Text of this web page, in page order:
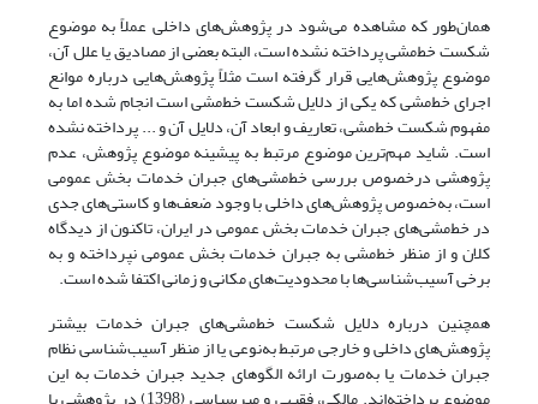
همان‌طور که مشاهده می‌شود در پژوهش‌‌‌‌های داخلی عملاً به موضوع
شکست خط‌‌‌‌مشی پرداخته نشده است، البته بعضی از مصادیق یا علل آن،
موضوع پژوهش‌‌‌‌هایی قرار گرفته است مثلاً پژوهش‌‌‌‌هایی درباره موانع
اجرای خط‌‌‌‌مشی که یکی از دلایل شکست خط‌‌‌‌مشی است انجام شده اما به
مفهوم شکست خط‌‌‌‌مشی، تعاریف و ابعاد آن، دلایل آن و ... پرداخته نشده
است. شاید مهم‌ترین موضوع مرتبط به پیشینه موضوع پژوهش، عدم
پژوهشی درخصوص بررسی خط‌‌‌‌مشی‌‌‌‌های جبران خدمات بخش عمومی
است، به‌خصوص پژوهش‌‌‌‌های داخلی با وجود ضعف‌‌‌‌ها و کاستی‌‌‌‌های جدی
در خط‌‌‌‌مشی‌‌‌‌های جبران خدمات بخش عمومی در ایران، تاکنون از دیدگاه
کلان و از منظر خط‌‌‌‌مشی به جبران خدمات بخش عمومی نپرداخته و به
برخی آسیب‌‌‌‌شناسی‌‌‌‌ها با محدودیت‌های مکانی و زمانی اکتفا شده است.
همچنین درباره دلایل شکست خط‌مشی‌های جبران خدمات بیشتر
پژوهش‌های داخلی و خارجی مرتبط به‌نوعی یا از منظر آسیب‌شناسی نظام
جبران خدمات یا به‌صورت ارائه الگوهای جدید جبران خدمات به این